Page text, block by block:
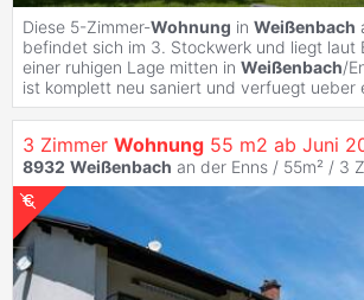
Diese 5-Zimmer-Wohnung in Weißenbach
befindet sich im 3. Stockwerk und liegt laut
einer ruhigen Lage mitten in Weißenbach/
ist komplett neu saniert und verfuegt ueber
3 Zimmer Wohnung 55 m2 ab Juni
8932 Weißenbach an der Enns / 55m² / 3